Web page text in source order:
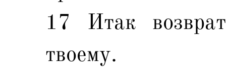
17 Итак
твоему.